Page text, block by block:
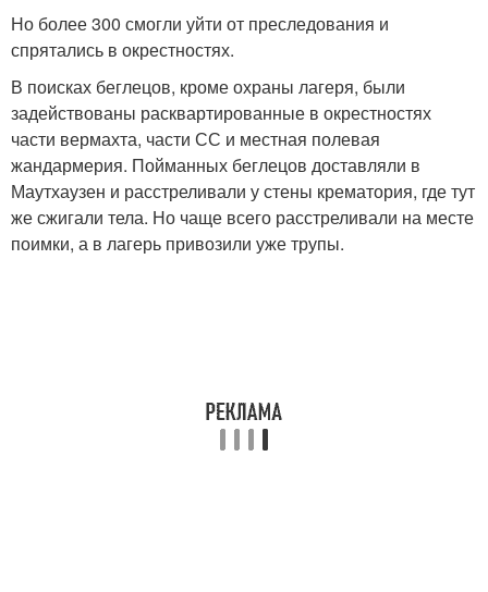
Но более 300 смогли уйти от преследования и
спрятались в окрестностях.
В поисках беглецов, кроме охраны лагеря, были
задействованы расквартированные в окрестностях
части вермахта, части СС и местная полевая
жандармерия. Пойманных беглецов доставляли в
Маутхаузен и расстреливали у стены крематория, где тут
же сжигали тела. Но чаще всего расстреливали на месте
поимки, а в лагерь привозили уже трупы.